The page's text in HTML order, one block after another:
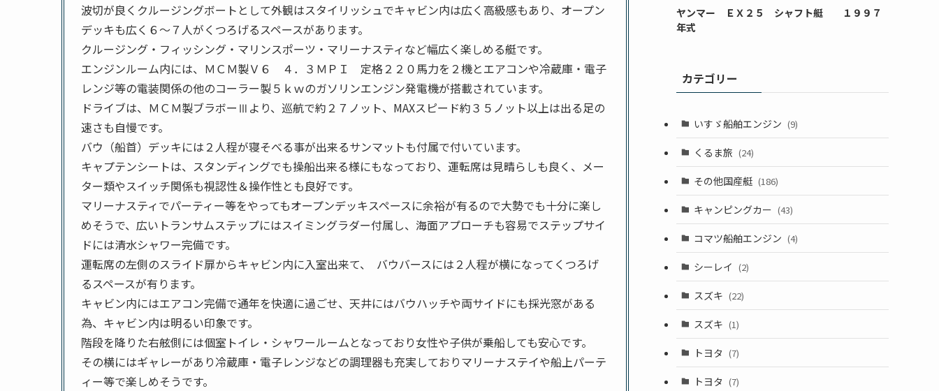
波切が良くクルージングボートとして外観はスタイリッシュでキャビン内は広く高級感もあり、オープン
デッキも広く６～７人がくつろげるスペースがあります。
クルージング・フィッシング・マリンスポーツ・マリーナスティなど幅広く楽しめる艇です。
エンジンルーム内には、ＭＣＭ製Ｖ６ ４．３ＭＰＩ 定格２２０馬力を２機とエアコンや冷蔵庫・電子
レンジ等の電装関係の他のコーラー製５ｋｗのガソリンエンジン発電機が搭載されています。
ドライブは、ＭＣＭ製ブラボーⅢより、巡航で約２７ノット、MAXスピード約３５ノット以上は出る足の
速さも自慢です。
バウ（船首）デッキには２人程が寝そべる事が出来るサンマットも付属で付いています。
キャプテンシートは、スタンディングでも操船出来る様にもなっており、運転席は見晴らしも良く、メー
ター類やスイッチ関係も視認性＆操作性とも良好です。
マリーナスティでパーティー等をやってもオープンデッキスペースに余裕が有るので大勢でも十分に楽し
めそうで、広いトランサムステップにはスイミングラダー付属し、海面アプローチも容易でステップサイ
ドには清水シャワー完備です。
運転席の左側のスライド扉からキャビン内に入室出来て、 バウバースには２人程が横になってくつろげ
るスペースが有ります。
キャビン内にはエアコン完備で通年を快適に過ごせ、天井にはバウハッチや両サイドにも採光窓がある
為、キャビン内は明るい印象です。
階段を降りた右舷側には個室トイレ・シャワールームとなっており女性や子供が乗船しても安心です。
その横にはギャレーがあり冷蔵庫・電子レンジなどの調理器も充実しておりマリーナステイや船上パーテ
ィー等で楽しめそうです。
ヤンマー ＥＸ２５ シャフト艇 １９９７
年式
カテゴリー
いすゞ船舶エンジン (9)
くるま旅 (24)
その他国産艇 (186)
キャンピングカー (43)
コマツ船舶エンジン (4)
シーレイ (2)
スズキ (22)
スズキ (1)
トヨタ (7)
トヨタ (7)